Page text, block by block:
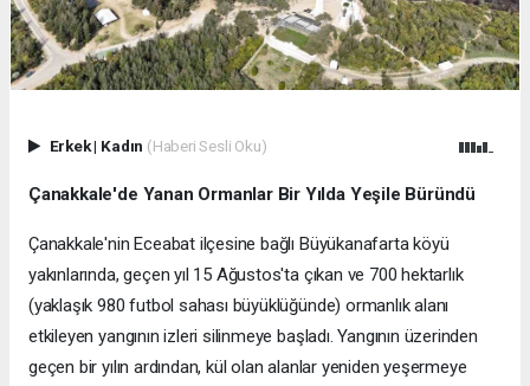
Erkek| Kadın (Haberi Sesli Oku)
Çanakkale'de Yanan Ormanlar Bir Yılda Yeşile Büründü
Çanakkale'nin Eceabat ilçesine bağlı Büyükanafarta köyü
yakınlarında, geçen yıl 15 Ağustos'ta çıkan ve 700 hektarlık
(yaklaşık 980 futbol sahası büyüklüğünde) ormanlık alanı
etkileyen yangının izleri silinmeye başladı. Yangının üzerinden
geçen bir yılın ardından, kül olan alanlar yeniden yeşermeye